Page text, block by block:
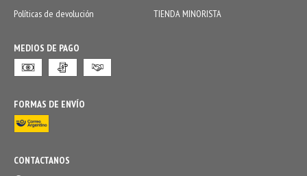
Políticas de devolución TIENDA MINORISTA
MEDIOS DE PAGO
FORMAS DE ENVÍO
CONTACTANOS